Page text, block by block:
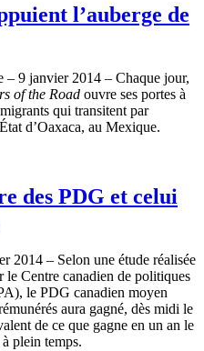
l’auberge de
– 9 janvier 2014 – Chaque jour,
of the Road ouvre ses portes à
qui transitent par
d’Oaxaca, au Mexique.
des PDG et celui
2014 – Selon une étude réalisée
le Centre canadien de politiques
), le PDG canadien moyen
aura gagné, dès midi le
de ce que gagne en un an le
à plein temps.